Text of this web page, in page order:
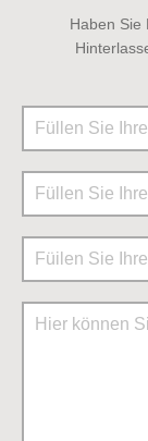
Haben Sie